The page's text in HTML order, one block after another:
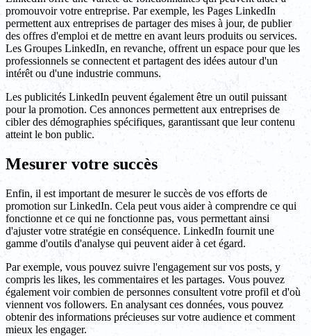
promouvoir votre entreprise. Par exemple, les Pages LinkedIn
permettent aux entreprises de partager des mises à jour, de publier
des offres d'emploi et de mettre en avant leurs produits ou services.
Les Groupes LinkedIn, en revanche, offrent un espace pour que les
professionnels se connectent et partagent des idées autour d'un
intérêt ou d'une industrie communs.
Les publicités LinkedIn peuvent également être un outil puissant
pour la promotion. Ces annonces permettent aux entreprises de
cibler des démographies spécifiques, garantissant que leur contenu
atteint le bon public.
Mesurer votre succès
Enfin, il est important de mesurer le succès de vos efforts de
promotion sur LinkedIn. Cela peut vous aider à comprendre ce qui
fonctionne et ce qui ne fonctionne pas, vous permettant ainsi
d'ajuster votre stratégie en conséquence. LinkedIn fournit une
gamme d'outils d'analyse qui peuvent aider à cet égard.
Par exemple, vous pouvez suivre l'engagement sur vos posts, y
compris les likes, les commentaires et les partages. Vous pouvez
également voir combien de personnes consultent votre profil et d'où
viennent vos followers. En analysant ces données, vous pouvez
obtenir des informations précieuses sur votre audience et comment
mieux les engager.